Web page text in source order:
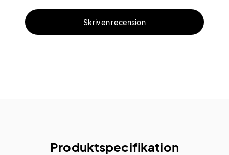
Skriv en recension
Produktspecifikation